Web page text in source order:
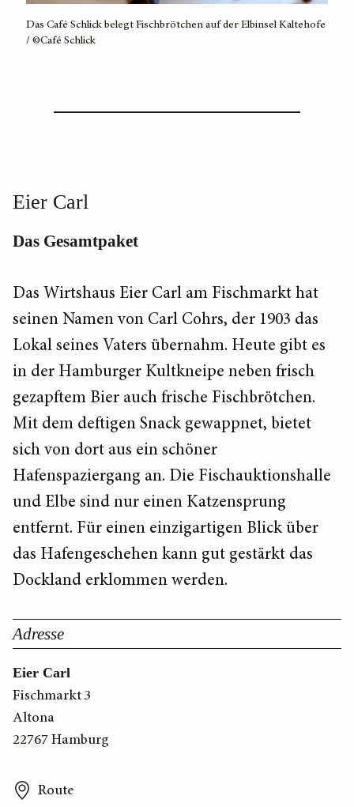
Das Café Schlick belegt Fischbrötchen auf der Elbinsel Kaltehofe
/ ©Café Schlick
Eier Carl
Das Gesamtpaket
Das Wirtshaus Eier Carl am Fischmarkt hat
seinen Namen von Carl Cohrs, der 1903 das
Lokal seines Vaters übernahm. Heute gibt es
in der Hamburger Kult­kneipe neben frisch
gezapftem Bier auch frische Fischbrötchen.
Mit dem deftigen Snack gewappnet, bietet
sich von dort aus ein schöner
Hafenspaziergang an. Die Fischauktionshalle
und Elbe sind nur einen Katzensprung
entfernt. Für einen einzigartigen Blick über
das Hafengeschehen kann gut gestärkt das
Dockland erklommen werden.
Adresse
Eier Carl
Fischmarkt 3
Altona
22767 Hamburg
Route